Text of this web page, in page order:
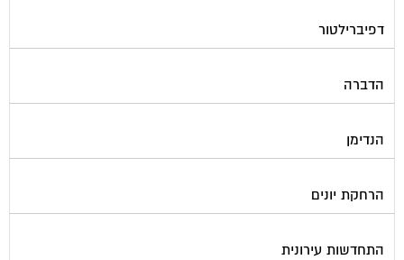
דפיברילטור
הדברה
הנדימן
הרחקת יונים
התחדשות עירונית